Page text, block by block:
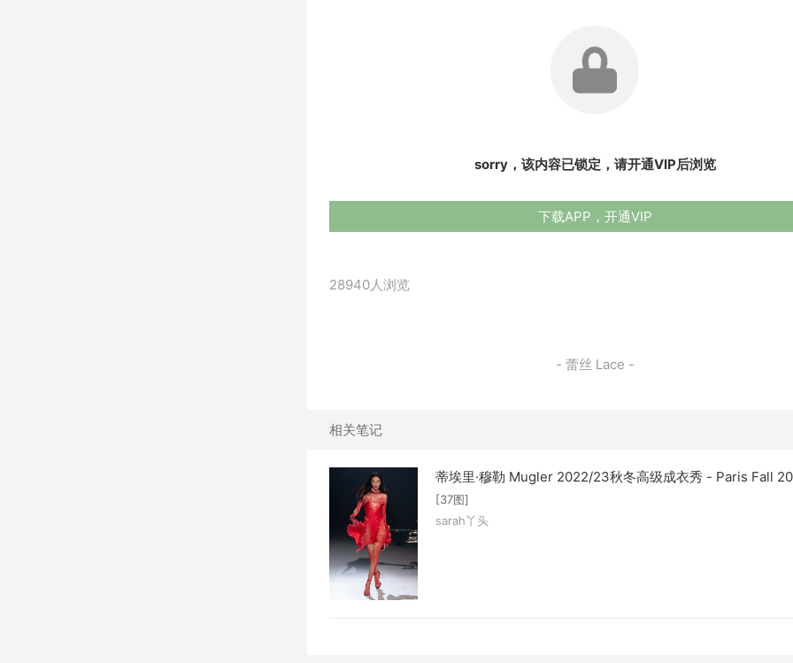
sorry，该内容已锁定，请开通VIP后浏览
下载APP，开通VIP
28940人浏览
- 蕾丝 Lace -
相关笔记
蒂埃里·穆勒 Mugler 2022/23秋冬高级成衣秀 - Paris Fall
[37图]
sarah丫头